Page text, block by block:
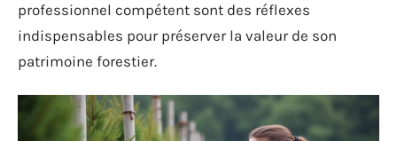
professionnel compétent sont des réflexes
indispensables pour préserver la valeur de son
patrimoine forestier.